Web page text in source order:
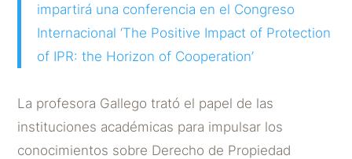
impartirá una conferencia en el Congreso
Internacional ‘The Positive Impact of Protection
of IPR: the Horizon of Cooperation’
La profesora Gallego trató el papel de las
instituciones académicas para impulsar los
conocimientos sobre Derecho de Propiedad